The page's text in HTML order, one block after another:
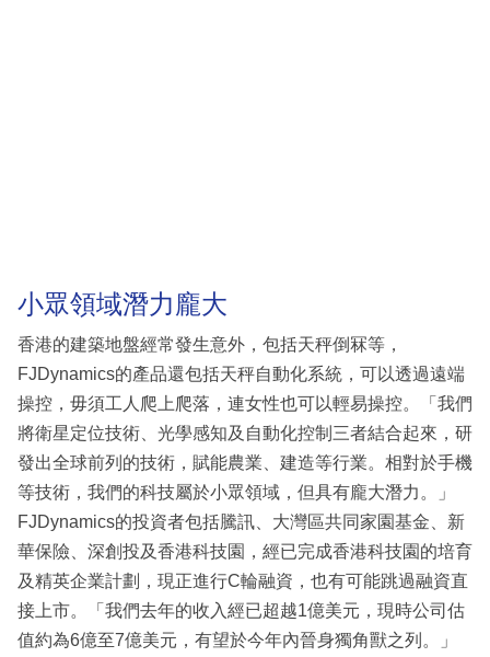
小眾領域潛力龐大
香港的建築地盤經常發生意外，包括天秤倒冧等，
FJDynamics的產品還包括天秤自動化系統，可以透過遠端
操控，毋須工人爬上爬落，連女性也可以輕易操控。「我們
將衛星定位技術、光學感知及自動化控制三者結合起來，研
發出全球前列的技術，賦能農業、建造等行業。相對於手機
等技術，我們的科技屬於小眾領域，但具有龐大潛力。」
FJDynamics的投資者包括騰訊、大灣區共同家園基金、新
華保險、深創投及香港科技園，經已完成香港科技園的培育
及精英企業計劃，現正進行C輪融資，也有可能跳過融資直
接上市。「我們去年的收入經已超越1億美元，現時公司估
值約為6億至7億美元，有望於今年內晉身獨角獸之列。」